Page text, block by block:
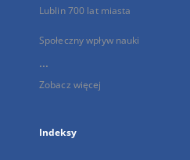
Lublin 700 lat miasta
Społeczny wpływ nauki
...
Zobacz więcej
Indeksy